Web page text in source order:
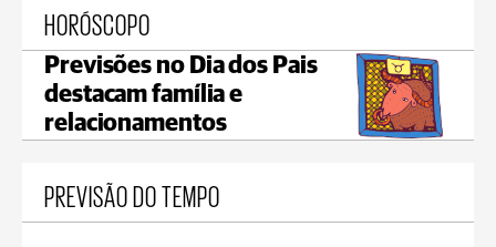
HORÓSCOPO
Previsões no Dia dos Pais
destacam família e
relacionamentos
PREVISÃO DO TEMPO